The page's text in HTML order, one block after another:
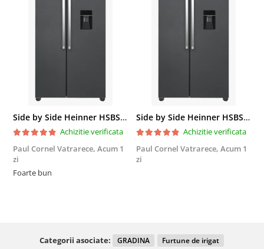
Side by Side Heinner HSBS-HM439NFINVDGWDE++, Total No Frost, Compresor Inverter, Dozator Apa, Display Touch LED, 439 L, Clasa E, Gri Antracit Texturat
Achizitie verificata
Paul Cornel Vatrarece, Acum 1
zi
Foarte bun
Side by Side Heinner HSBS-HM439NFINVDGWDE++, Total No Frost, Compresor Inverter, Dozator Apa, Display Touch LED, 439 L, Clasa E, Gri Antracit Texturat
Achizitie verificata
Paul Cornel Vatrarece, Acum 1
zi
Categorii asociate: GRADINA
Furtune de irigat